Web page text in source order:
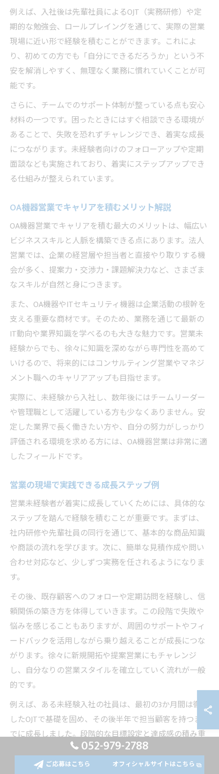
例えば、入社後は先輩社員によるOJT（実務研修）や定
期的な勉強会、ロールプレイングを通じて、実際の営業
現場に近い形で経験を積むことができます。これによ
り、初めての方でも「自分にできるだろうか」という不
安を解消しやすく、無理なく業務に慣れていくことが可
能です。
さらに、チームでのサポート体制が整っている点も安心
材料の一つです。困ったときにはすぐ相談できる環境が
あることで、失敗を恐れずチャレンジでき、着実な成長
につながります。未経験者向けのフォローアップや定期
面談なども実施されており、着実にステップアップでき
る仕組みが整えられています。
OA機器営業でキャリアを積むメリット解説
OA機器営業でキャリアを積む最大のメリットは、幅広い
ビジネススキルと人脈を構築できる点にあります。法人
営業では、企業の経営層や担当者と直接やり取りする機
会が多く、提案力・交渉力・課題解決力など、さまざま
なスキルが自然と身につきます。
また、OA機器やITセキュリティ機器は企業活動の根幹を
支える重要な商材です。そのため、業務を通じて最新の
IT動向や業界知識を学べるのも大きな魅力です。営業未
経験からでも、徐々に知識を深めながら専門性を高めて
いけるので、将来的にはコンサルティング営業やマネジ
メント職へのキャリアアップも目指せます。
実際に、未経験から入社し、数年後にはチームリーダー
や管理職として活躍している方も少なくありません。安
定した業界で長く働きたい方や、自分の努力がしっかり
評価される環境を求める方には、OA機器営業は非常に適
したフィールドです。
営業の現場で実践できる成長ステップ例
営業未経験者が着実に成長していくためには、具体的な
ステップを踏んで経験を積むことが重要です。まずは、
社内研修や先輩社員の同行を通じて、基本的な商品知識
や商談の流れを学びます。次に、簡単な見積作成や問い
合わせ対応など、少しずつ実務を任されるようになりま
す。
その後、既存顧客へのフォローや定期訪問を経験し、信
頼関係の築き方を体得していきます。この段階で失敗や
悩みを感じることもありますが、周囲のサポートやフィ
ードバックを活用しながら乗り越えることが成長につな
がります。徐々に新規開拓や提案営業にもチャレンジ
し、自分なりの営業スタイルを確立していく流れが一般
的です。
例えば、ある未経験入社の社員は、最初の3か月間は徹底
したOJTで基礎を固め、その後半年で担当顧客を持つま
でに成長しました。段階的な目標設定と達成感の積み重
ねが、「きつい」と感じずに前向きに取り組める秘訣と
なっています。
052-979-2788
ご応募はこちら オフィシャルサイトはこちら